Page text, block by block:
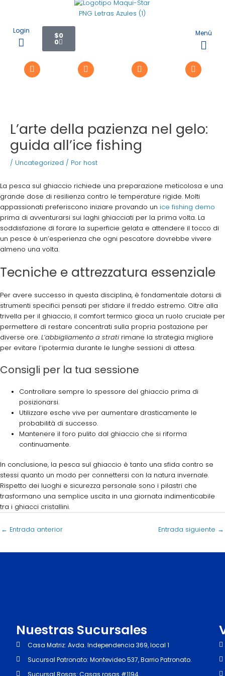
Login
$0
0
Carrito Menú
L’arte della pazienza nel gelo:
guida all’ice fishing
/ Uncategorized / Por host
La pesca sul ghiaccio richiede una preparazione meticolosa e una
grande dose di resilienza contro le temperature rigide. Molti
appassionati preferiscono iniziare provando un ice fishing demo
prima di avventurarsi sui laghi ghiacciati per la prima volta. La
soddisfazione di forare la superficie gelata e attendere il tocco di
un pesce è un’esperienza che ogni pescatore dovrebbe vivere
almeno una volta.
Tecniche e attrezzatura essenziale
Per avere successo in questa disciplina, è fondamentale dotarsi di
strumenti specifici pensati per sfidare il freddo estremo. Oltre alla
trivella per il ghiaccio, il comfort termico gioca un ruolo cruciale per
permettere di restare concentrati sulla propria postazione per
diverse ore. L’abbigliamento a strati rimane la strategia migliore
per evitare l’ipotermia durante le lunghe sessioni di attesa.
Consigli per la tua sessione
Controllare sempre lo spessore del ghiaccio prima di
posizionarsi.
Utilizzare esche vive per aumentare drasticamente le
probabilità di successo.
Mantenere il foro pulito dal ghiaccio che si riforma
continuamente.
In conclusione, la pesca sul ghiaccio è tanto una sfida contro se
stessi quanto un modo per connettersi con la natura invernale.
Rispetto dei luoghi e sicurezza personale sono i pilastri che
trasformano una semplice uscita in una giornata indimenticabile
tra i ghiacci cristallini.
← Entrada anterior Entrada siguiente →
Nuestras Sucursales
Casa Matriz: Avda. Independencia 369, local 1
Sucursal Patronato: Montevideo 537, Barrio Patronato.
Sucursal Rosas: Casas rosas #1194